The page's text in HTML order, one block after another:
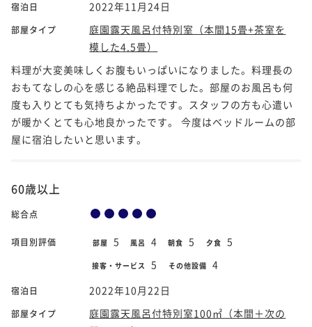
宿泊日 2022年11月24日
部屋タイプ
庭園露天風呂付特別室（本間15畳+茶室を
模した4.5畳）
料理が大変美味しくお腹もいっぱいになりました。料理長の
おもてなしの心を感じる絶品料理でした。部屋のお風呂も何
度も入りとても気持ちよかったです。スタッフの方も心遣い
が暖かくとても心地良かったです。 今度はベッドルームの部
屋に宿泊したいと思います。
60歳以上
総合点
項目別評価 部屋 5 風呂 4 朝食 5 夕食 5
接客・サービス 5 その他設備 4
宿泊日 2022年10月22日
部屋タイプ
庭園露天風呂付特別室100㎡（本間＋次の